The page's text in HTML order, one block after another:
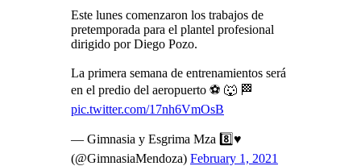
Este lunes comenzaron los trabajos de
pretemporada para el plantel profesional
dirigido por Diego Pozo.
La primera semana de entrenamientos será
en el predio del aeropuerto ⚽ 🐺 🏁
pic.twitter.com/17nh6VmOsB
— Gimnasia y Esgrima Mza 8️⃣♥️
(@GimnasiaMendoza) February 1, 2021